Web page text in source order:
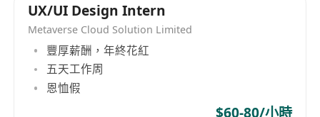
UX/UI Design Intern
Metaverse Cloud Solution Limited
豐厚薪酬，年終花紅
五天工作周
恩恤假
$60-80/小時